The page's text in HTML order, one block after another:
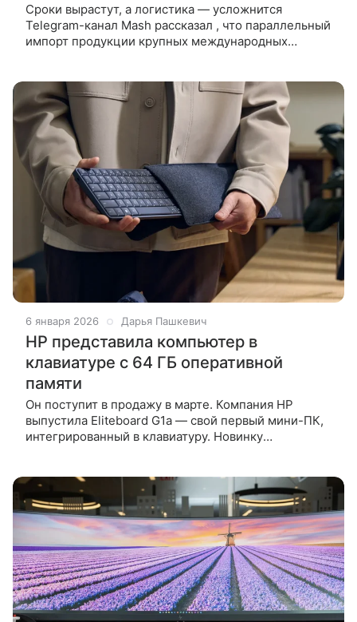
Сроки вырастут, а логистика — усложнится
Telegram-канал Mash рассказал , что параллельный
импорт продукции крупных международных
6 января 2026 Дарья Пашкевич
HP представила компьютер в
клавиатуре с 64 ГБ оперативной
памяти
Он поступит в продажу в марте. Компания HP
выпустила Eliteboard G1a — свой первый мини-ПК,
интегрированный в клавиатуру. Новинку